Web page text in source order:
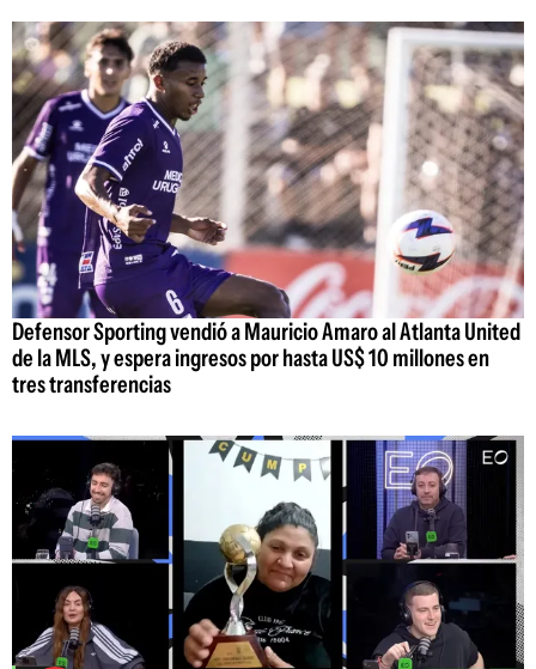
Defensor Sporting vendió a Mauricio Amaro al Atlanta United
de la MLS, y espera ingresos por hasta US$ 10 millones en
tres transferencias